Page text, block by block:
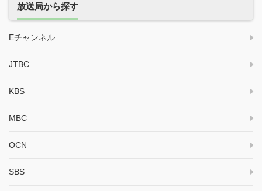
放送局から探す
Eチャンネル
JTBC
KBS
MBC
OCN
SBS